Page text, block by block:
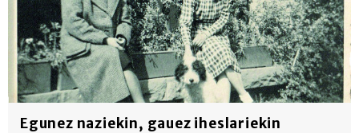
Egunez naziekin, gauez iheslariekin